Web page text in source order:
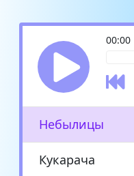
00:00
Небылицы
Кукарача